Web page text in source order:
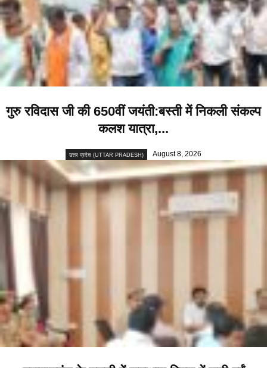
गुरु रविदास जी की 650वीं जयंती:बस्ती में निकली संकल्प
कलश यात्रा,...
उत्तर प्रदेश (UTTAR PRADESH) August 8, 2026